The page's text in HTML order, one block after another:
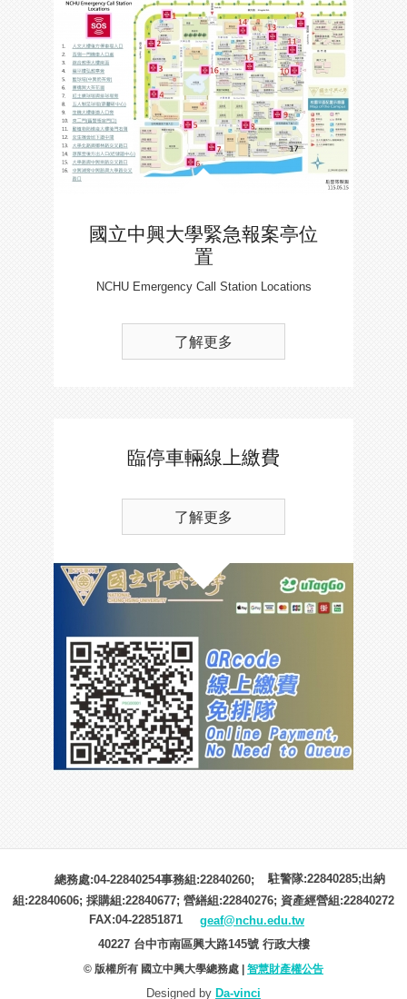
國立中興大學緊急報案亭位
置
NCHU Emergency Call Station Locations
了解更多
臨停車輛線上繳費
了解更多
總務處:04-22840254事務組:22840260;
駐警隊:22840285;出納
組:22840606; 採購組:22840677; 營繕組:22840276; 資產經營組:22840272
FAX:04-22851871
geaf@nchu.edu.tw
40227 台中市南區興大路145號 行政大樓
© 版權所有 國立中興大學總務處 | 智慧財產權公告
Designed by Da-vinci